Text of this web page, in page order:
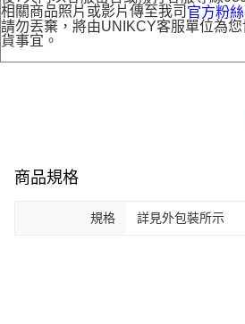
相關商品照片或影片傳至我司 官方粉
請勿丟棄，將由UNIKCY客服單位為
貨事宜。
商品規格
規格 詳見外包裝所示